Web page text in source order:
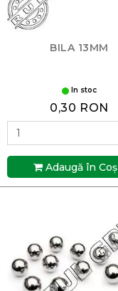
BILA 13MM
In stoc
0,30 RON
Adaugă în Coş